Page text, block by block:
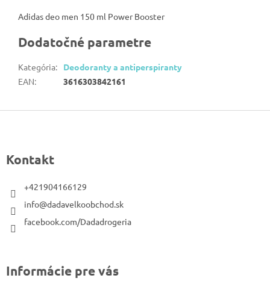
Adidas deo men 150 ml Power Booster
Dodatočné parametre
Kategória:
Deodoranty a antiperspiranty
EAN: 3616303842161
Z
p
äKontakt
+421904166129
info@dadavelkoobchod.sk
facebook.com/Dadadrogeria
Informácie pre vás